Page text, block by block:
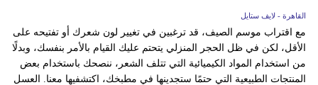
القاهرة - لايف ستايل
مع اقتراب موسم الصيف، قد ترغبين في تغيير لون شعرك أو تفتيحه على
الأقل، لكن في ظل الحجر المنزلي يتحتم عليك القيام بالأمر بنفسك، وبدلًا
من استخدام المواد الكيميائية التي تتلف الشعر، ننصحك باستخدام بعض
المنتجات الطبيعية التي حتمًا ستجدينها في مطبخك، اكتشفيها معنا. العسل